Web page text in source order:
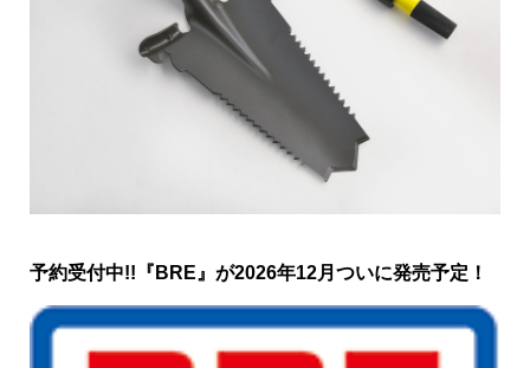
予約受付中!!『BRE』が2026年12月ついに発売予定！